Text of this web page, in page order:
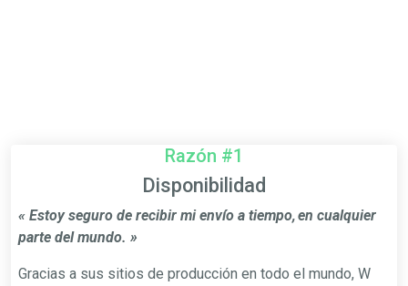
Razón #1
Disponibilidad
« Estoy seguro de recibir mi envío a tiempo, en cualquier
parte del mundo. »
Gracias a sus sitios de producción en todo el mundo, W